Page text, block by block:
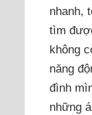
nhanh,
tìm
không
năng
đình
những